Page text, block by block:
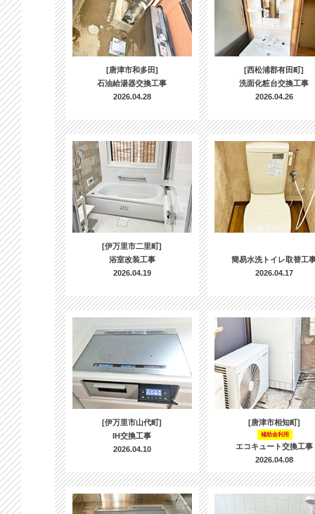
[唐津市和多田]
石油給湯器交換工事
2026.04.28
[西松浦郡有田町]
洗面化粧台交換工事
2026.04.26
[伊万里市二里町]
浴室改装工事
2026.04.19
簡易水洗トイレ取替工
2026.04.17
[伊万里市山代町]
IH交換工事
2026.04.10
[唐津市相知町]
補助金利用
エコキュート交換工事
2026.04.08